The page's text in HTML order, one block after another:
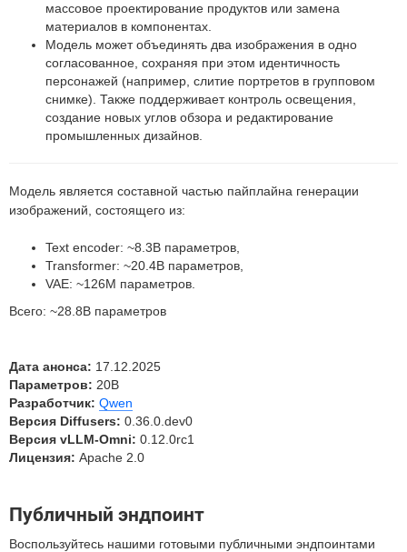
массовое проектирование продуктов или замена
материалов в компонентах.
Модель может объединять два изображения в одно
согласованное, сохраняя при этом идентичность
персонажей (например, слитие портретов в групповом
снимке). Также поддерживает контроль освещения,
создание новых углов обзора и редактирование
промышленных дизайнов.
Модель является составной частью пайплайна генерации
изображений, состоящего из:
Text encoder: ~8.3B параметров,
Transformer: ~20.4B параметров,
VAE: ~126M параметров.
Всего: ~28.8B параметров
Дата анонса: 17.12.2025
Параметров: 20B
Разработчик: Qwen
Версия Diffusers: 0.36.0.dev0
Версия vLLM-Omni: 0.12.0rc1
Лицензия: Apache 2.0
Публичный эндпоинт
Воспользуйтесь нашими готовыми публичными эндпоинтами